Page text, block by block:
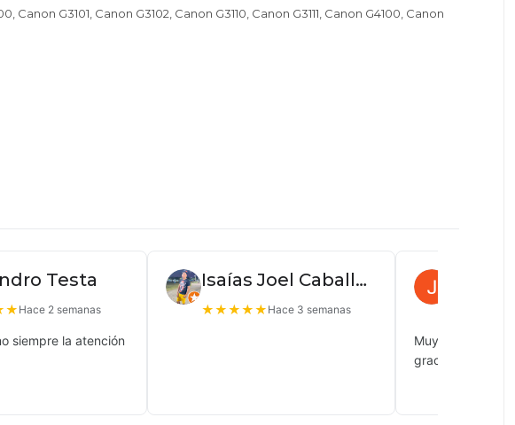
Canon G3101, Canon G3102, Canon G3110, Canon G3111, Canon G4100, Canon
Testa
★ Hace 2 semanas
siempre la atención
Isaías Joel Caballero
★★★★★ Hace 3 semanas
Muy buena
gracias